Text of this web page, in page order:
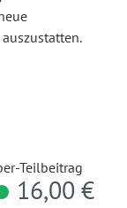
Teilbeitrag
16,00 €